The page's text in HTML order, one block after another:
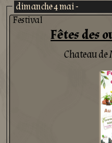
dimanche 4 mai -
Festival
Fêtes des
Chateau